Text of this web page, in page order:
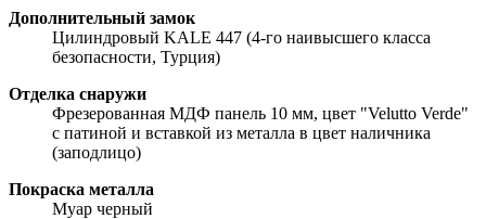
Дополнительный замок
Цилиндровый KALE 447 (4-го наивысшего класса
безопасности, Турция)
Отделка снаружи
Фрезерованная МДФ панель 10 мм, цвет "Velutto Verde"
с патиной и вставкой из металла в цвет наличника
(заподлицо)
Покраска металла
Муар черный